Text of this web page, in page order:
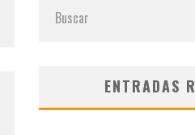
ENTRADAS